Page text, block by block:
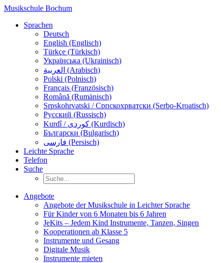
Musikschule Bochum
Sprachen
Deutsch
English (Englisch)
Türkçe (Türkisch)
Українська (Ukrainisch)
العربية (Arabisch)
Polski (Polnisch)
Français (Französisch)
Română (Rumänisch)
Srpskohrvatski / Српскохрватски (Serbo-Kroatisch)
Русский (Russisch)
Kurdî / كوردی (Kurdisch)
Български (Bulgarisch)
فارسی (Persisch)
Leichte Sprache
Telefon
Suche
Angebote
Angebote der Musikschule in Leichter Sprache
Für Kinder von 6 Monaten bis 6 Jahren
JeKits – Jedem Kind Instrumente, Tanzen, Singen
Kooperationen ab Klasse 5
Instrumente und Gesang
Digitale Musik
Instrumente mieten